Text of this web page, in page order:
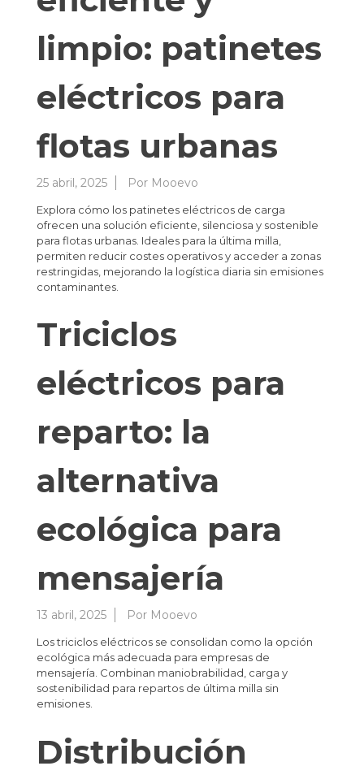
limpio: patinetes
eléctricos para
flotas urbanas
25 abril, 2025 Por Mooevo
Explora cómo los patinetes eléctricos de carga
ofrecen una solución eficiente, silenciosa y sostenible
para flotas urbanas. Ideales para la última milla,
permiten reducir costes operativos y acceder a zonas
restringidas, mejorando la logística diaria sin emisiones
contaminantes.
Triciclos
eléctricos para
reparto: la
alternativa
ecológica para
mensajería
13 abril, 2025 Por Mooevo
Los triciclos eléctricos se consolidan como la opción
ecológica más adecuada para empresas de
mensajería. Combinan maniobrabilidad, carga y
sostenibilidad para repartos de última milla sin
emisiones.
Distribución